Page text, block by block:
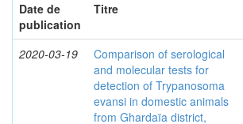
Date de
publication
Titre
2020-03-19
Comparison of serological
and molecular tests for
detection of Trypanosoma
evansi in domestic animals
from Ghardaïa district,